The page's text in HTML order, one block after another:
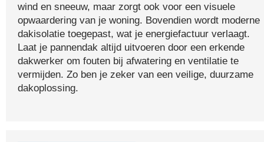
wind en sneeuw, maar zorgt ook voor een visuele
opwaardering van je woning. Bovendien wordt moderne
dakisolatie toegepast, wat je energiefactuur verlaagt.
Laat je pannendak altijd uitvoeren door een erkende
dakwerker om fouten bij afwatering en ventilatie te
vermijden. Zo ben je zeker van een veilige, duurzame
dakoplossing.